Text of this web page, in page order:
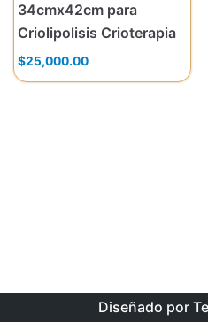
34cmx42cm para
Criolipolisis Crioterapia
$25,000.00
Diseñado por